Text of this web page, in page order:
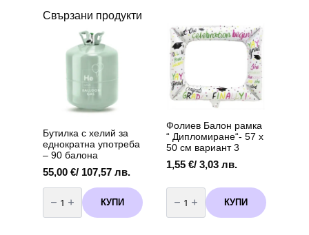
Свързани продукти
Бутилка с хелий за
еднократна употреба
– 90 балона
55,00 €/ 107,57 лв.
количество
за
Бутилка
с
КУПИ
Фолиев Балон рамка
“ Дипломиране“- 57 х
50 см вариант 3
1,55 €/ 3,03 лв.
количество
за
Фолиев
Балон
КУПИ